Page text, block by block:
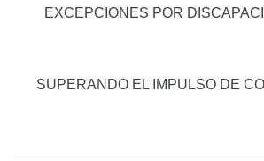
EXCEPCIONES POR
SUPERANDO EL IMPULSO DE